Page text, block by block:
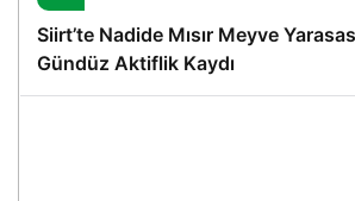
Siirt’te Nadide Mısır Meyve
Gündüz Aktiflik Kaydı